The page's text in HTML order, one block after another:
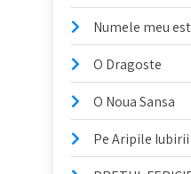
Numele meu
O Dragoste
O Noua Sansa
Pe Aripile Iubirii